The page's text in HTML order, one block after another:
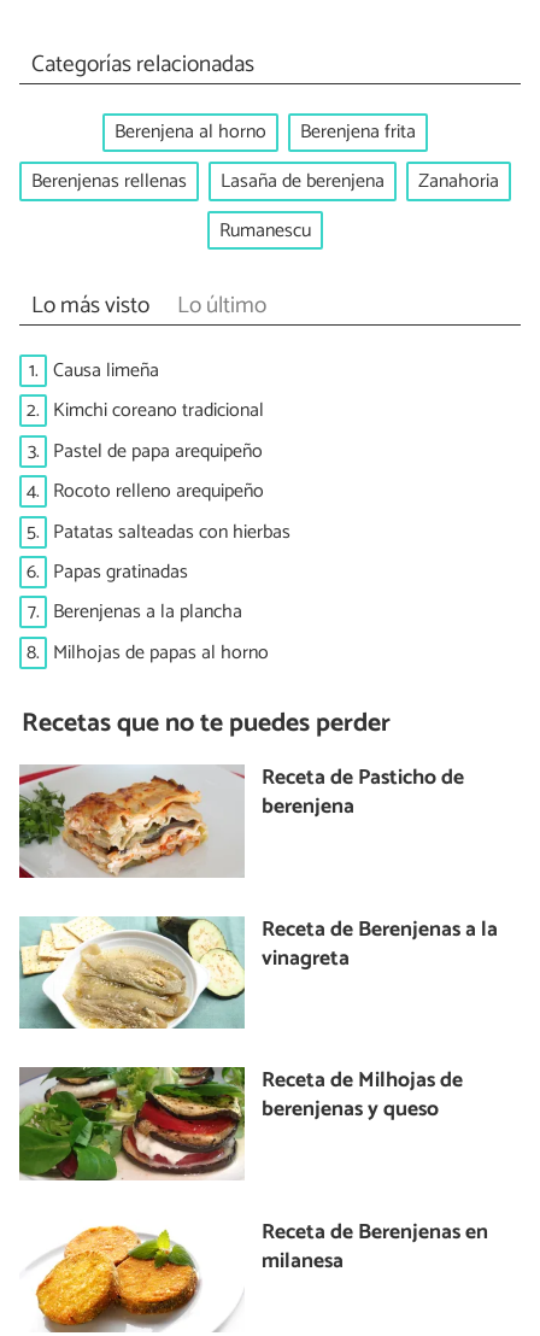
Categorías relacionadas
Berenjena al horno
Berenjena frita
Berenjenas rellenas
Lasaña de berenjena
Zanahoria
Rumanescu
Lo más visto Lo último
1. Causa limeña
2. Kimchi coreano tradicional
3. Pastel de papa arequipeño
4. Rocoto relleno arequipeño
5. Patatas salteadas con hierbas
6. Papas gratinadas
7. Berenjenas a la plancha
8. Milhojas de papas al horno
Recetas que no te puedes perder
Receta de Pasticho de
berenjena
Receta de Berenjenas a la
vinagreta
Receta de Milhojas de
berenjenas y queso
Receta de Berenjenas en
milanesa